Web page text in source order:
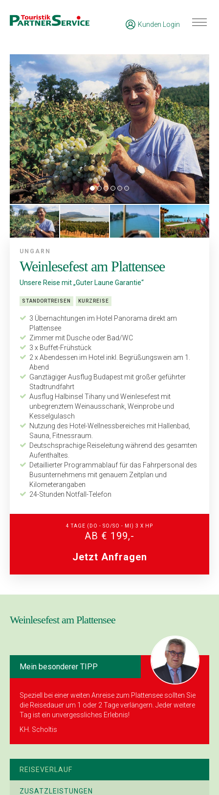
Kunden Login
UNGARN
Weinlesefest am Plattensee
Unsere Reise mit „Guter Laune Garantie“
STANDORTREISEN KURZREISE
3 Übernachtungen im Hotel Panorama direkt am
Plattensee
Zimmer mit Dusche oder Bad/WC
3 x Buffet-Frühstück
2 x Abendessen im Hotel inkl. Begrüßungswein am 1.
Abend
Ganztägiger Ausflug Budapest mit großer geführter
Stadtrundfahrt
Ausflug Halbinsel Tihany und Weinlesefest mit
unbegrenztem Weinausschank, Wein­probe und
Kesselgulasch
Nutzung des Hotel-Wellnessbereiches mit Hallenbad,
Sauna, Fitnessraum.
Deutschsprachige Reiseleitung während des gesamten
Aufenthaltes.
Detaillierter Programmablauf für das Fahrpersonal des
Bus­unternehmens mit genauem Zeitplan und
Kilometerangaben
24-Stunden Notfall-Telefon
4 TAGE (DO - SO/SO - MI) 3 X HP
AB € 199,-
Jetzt Anfragen
Weinlesefest am Plattensee
Mein besonderer TIPP
Speziell bei einer weiten Anreise zum Plattensee sollten Sie
die Reisedauer um 1 oder 2 Tage verlängern. Jeder weitere
Tag ist ein unvergessliches Erlebnis!
KH. Scholtis
REISEVERLAUF
ZUSATZLEISTUNGEN